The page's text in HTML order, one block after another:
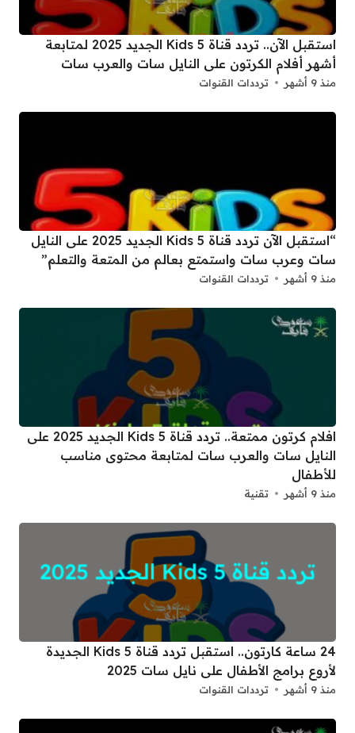
استقبل الآن.. تردد قناة 5 Kids الجديد 2025 لمتابعة
أشهر أفلام الكرتون على النايل سات والعرب سات
منذ 9 أشهر ترددات القنوات
“استقبل الآن تردد قناة 5 Kids الجديد 2025 على النايل
سات وعرب سات واستمتع بعالم من المتعة والتعلم”
منذ 9 أشهر ترددات القنوات
افلام كرتون ممتعة.. تردد قناة Kids 5 الجديد 2025 على
النايل سات والعرب سات لمتابعة محتوى مناسب
للأطفال
منذ 9 أشهر تقنية
24 ساعة كارتون.. استقبل تردد قناة 5 Kids الجديدة
لأروع برامج الأطفال على نايل سات 2025
منذ 9 أشهر ترددات القنوات